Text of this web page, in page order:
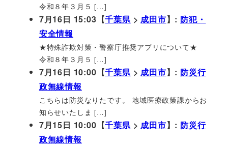
令和８年３月５ […]
7月16日 15:03【千葉県>成田市】: 防犯・
安全情報
★特殊詐欺対策・警察庁推奨アプリについて★
令和８年３月５ […]
7月16日 10:00【千葉県>成田市】: 防災行
政無線情報
こちらは防災なりたです。 地域医療政策課からお
知らせいたしま […]
7月15日 10:00【千葉県>成田市】: 防災行
政無線情報